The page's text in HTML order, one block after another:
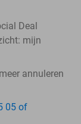
Deal
mijn
annuleren
05 of